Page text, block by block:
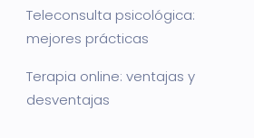
Teleconsulta psicológica:
mejores prácticas
Terapia online: ventajas y
desventajas